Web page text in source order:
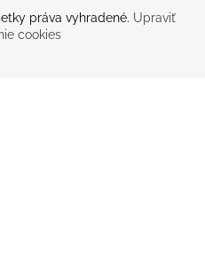
práva vyhradené. Upraviť
cookies